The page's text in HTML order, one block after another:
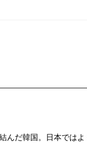
だ韓国。日本ではよ